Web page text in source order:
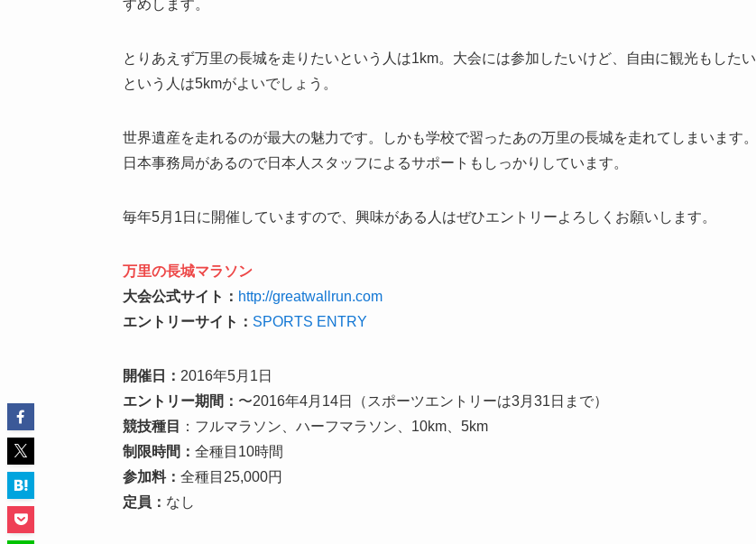
すめします。
とりあえず万里の長城を走りたいという人は1km。大会には参加したいけど、自由に観光もしたい
という人は5kmがよいでしょう。
世界遺産を走れるのが最大の魅力です。しかも学校で習ったあの万里の長城を走れてしまいます。
日本事務局があるので日本人スタッフによるサポートもしっかりしています。
毎年5月1日に開催していますので、興味がある人はぜひエントリーよろしくお願いします。
万里の長城マラソン
大会公式サイト： http://greatwallrun.com
エントリーサイト： SPORTS ENTRY
開催日： 2016年5月1日
エントリー期間： 〜2016年4月14日（スポーツエントリーは3月31日まで）
競技種目
：フルマラソン、ハーフマラソン、10km、5km
制限時間： 全種目10時間
参加料： 全種目25,000円
定員： なし